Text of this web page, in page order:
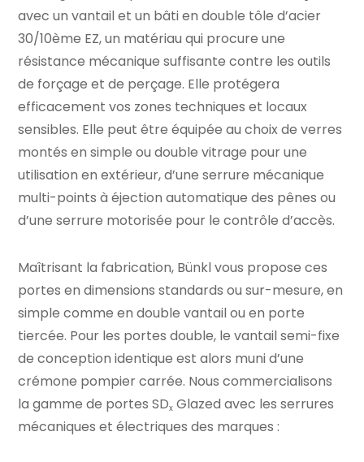
avec un vantail et un bâti en double tôle d’acier
30/10ème EZ, un matériau qui procure une
résistance mécanique suffisante contre les outils
de forçage et de perçage. Elle protégera
efficacement vos zones techniques et locaux
sensibles. Elle peut être équipée au choix de verres
montés en simple ou double vitrage pour une
utilisation en extérieur, d’une serrure mécanique
multi-points à éjection automatique des pênes ou
d’une serrure motorisée pour le contrôle d’accès.
Maîtrisant la fabrication, Bünkl vous propose ces
portes en dimensions standards ou sur-mesure, en
simple comme en double vantail ou en porte
tiercée. Pour les portes double, le vantail semi-fixe
de conception identique est alors muni d’une
crémone pompier carrée. Nous commercialisons
la gamme de portes SDx Glazed avec les serrures
mécaniques et électriques des marques :